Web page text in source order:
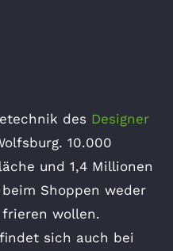
des Designer
10.000
und 1,4 Millionen
Shoppen weder
wollen.
sich auch bei